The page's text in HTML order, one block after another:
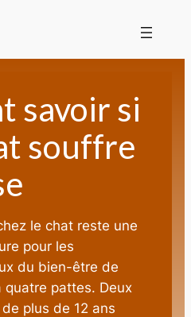
savoir si
souffre
le chat reste une
pour les
du bien-être de
quatre pattes. Deux
plus de 12 ans